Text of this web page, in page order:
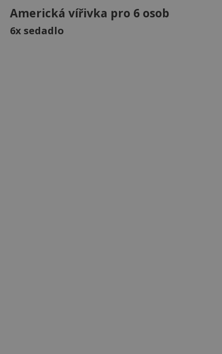
Americká vířivka pro 6 osob
6x sedadlo